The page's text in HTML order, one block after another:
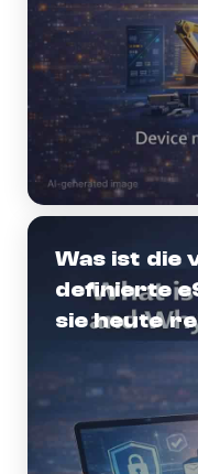
Was ist die
definierte
sie heute